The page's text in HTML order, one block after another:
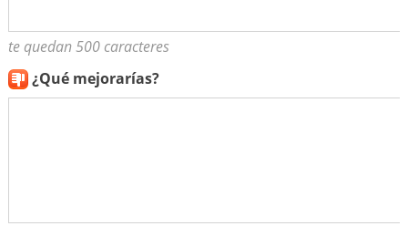
te quedan 500 caracteres
¿Qué mejorarías?